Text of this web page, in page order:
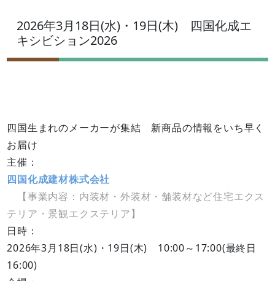
2026年3月18日(水)・19日(木) 四国化成エ
キシビション2026
四国生まれのメーカーが集結 新商品の情報をいち早く
お届け
主催：
四国化成建材株式会社
【事業内容：内装材・外装材・舗装材など住宅エクス
テリア・景観エクステリア】
日時：
2026年3月18日(水)・19日(木) 10:00～17:00(最終日
16:00)